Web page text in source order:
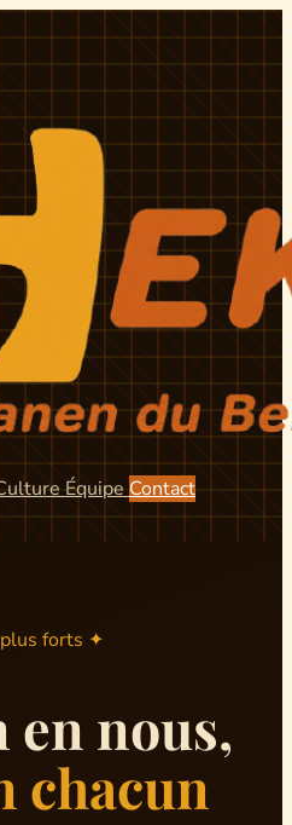
Équipe Contact
forts ✦
en nous,
chacun